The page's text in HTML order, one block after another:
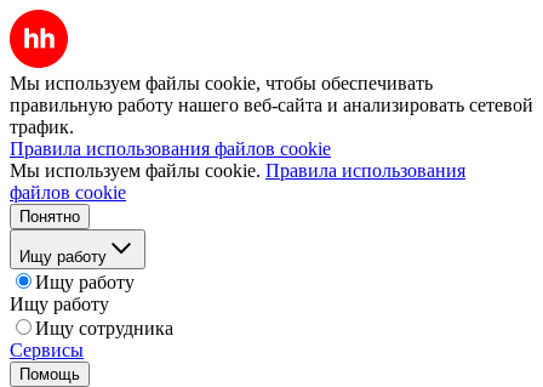
Мы используем файлы cookie, чтобы обеспечивать
правильную работу нашего веб-сайта и анализировать сетевой
трафик.
Правила использования файлов cookie
Мы используем файлы cookie. Правила использования
файлов cookie
Понятно
Ищу работу
Ищу работу
Ищу работу
Ищу сотрудника
Сервисы
Помощь